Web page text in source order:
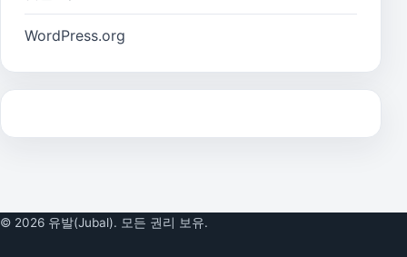
WordPress.org
© 2026 유발(Jubal). 모든 권리 보유.